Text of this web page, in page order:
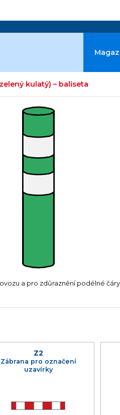
kulatý) – baliseta
a pro zdůraznění podélné
Z2
Zábrana pro označení
uzavírky